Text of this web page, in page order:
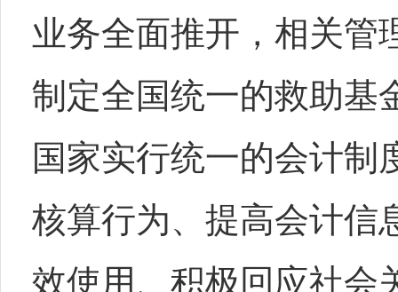
业务全面推开，相关管
制定全国统一的救助基
国家实行统一的会计制
核算行为、提高会计信
效使用、积极回应社会